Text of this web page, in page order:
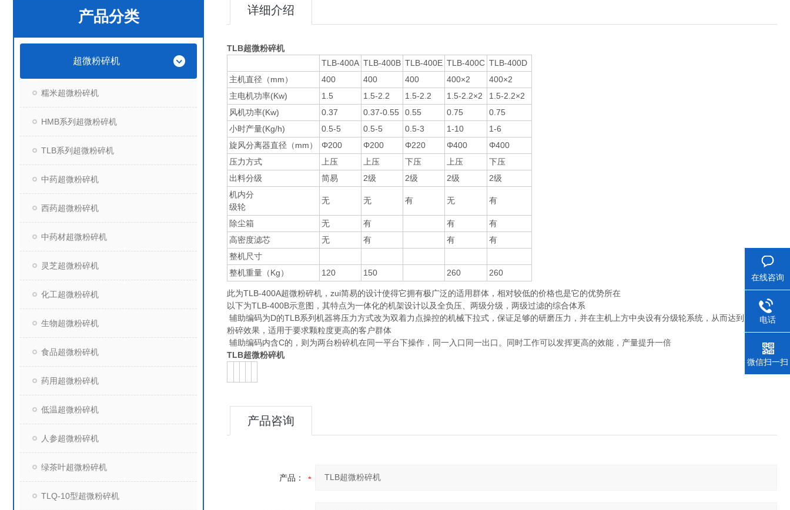
产品分类
超微粉碎机
糯米超微粉碎机
HMB系列超微粉碎机
TLB系列超微粉碎机
中药超微粉碎机
西药超微粉碎机
中药材超微粉碎机
灵芝超微粉碎机
化工超微粉碎机
生物超微粉碎机
食品超微粉碎机
药用超微粉碎机
低温超微粉碎机
人参超微粉碎机
绿茶叶超微粉碎机
TLQ-10型超微粉碎机
详细介绍
TLB超微粉碎机
TLB-400A TLB-400B TLB-400E TLB-400C TLB-400D
主机直径（mm）
400 400 400 400×2
400×2
主电机功率(Kw)
1.5 1.5-2.2 1.5-2.2 1.5-2.2×2
1.5-2.2×2
风机功率(Kw)
0.37 0.37-0.55 0.55 0.75
0.75
小时产量(Kg/h)
0.5-5 0.5-5 0.5-3 1-10
1-6
旋风分离器直径（mm）
Φ200 Φ200 Φ220 Φ400
Φ400
压力方式
上压 上压 下压 上压
下压
出料分级
简易 2级 2级 2级
2级
机内分
级轮
无 无 有 无 有
除尘箱 无 有 有
有
高密度滤芯
无 有 有
有
整机尺寸
整机重量（Kg）
120 150 260 260
此为TLB-400A超微粉碎机，zui简易的设计使得它拥有极广泛的适用群体，相对较低的价格也是它的优势所在
以下为TLB-400B示意图，其特点为一体化的机架设计以及全负压、两级分级，两级过滤的综合体系
辅助编码为D的TLB系列机器将压力方式改为双着力点操控的机械下拉式，保证足够的研磨压力，并在主机上方中央设有分级轮系统，从而达到更优化的
粉碎效果，适用于要求颗粒度更高的客户群体
辅助编码内含C的，则为两台粉碎机在同一平台下操作，同一入口同一出口。同时工作可以发挥更高的效能，产量提升一倍
TLB超微粉碎机
产品咨询
产品：
在线咨询
电话
微信扫一扫